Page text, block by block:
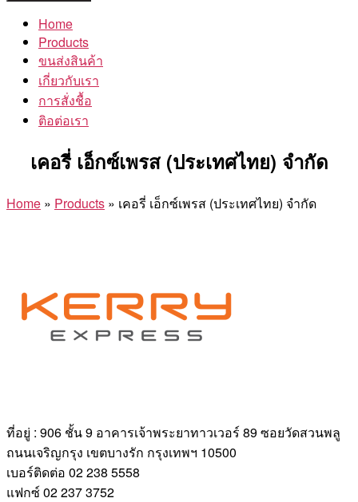
Home
Products
ขนส่งสินค้า
เกี่ยวกับเรา
การสั่งชื้อ
ติอต่อเรา
เคอรี่ เอ็กซ์เพรส (ประเทศไทย) จำกัด
Home » Products » เคอรี่ เอ็กซ์เพรส (ประเทศไทย) จำกัด
ที่อยู่ : 906 ชั้น 9 อาคารเจ้าพระยาทาวเวอร์ 89 ซอยวัดสวนพลู
ถนนเจริญกรุง เขตบางรัก กรุงเทพฯ 10500
เบอร์ติดต่อ 02 238 5558
แฟกซ์ 02 237 3752